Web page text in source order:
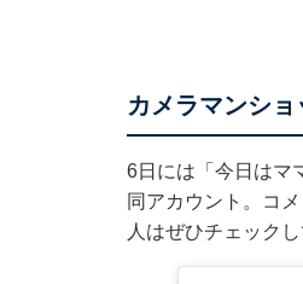
カメラマンシ
6日には「今日はマ
同アカウント。コ
人はぜひチェック